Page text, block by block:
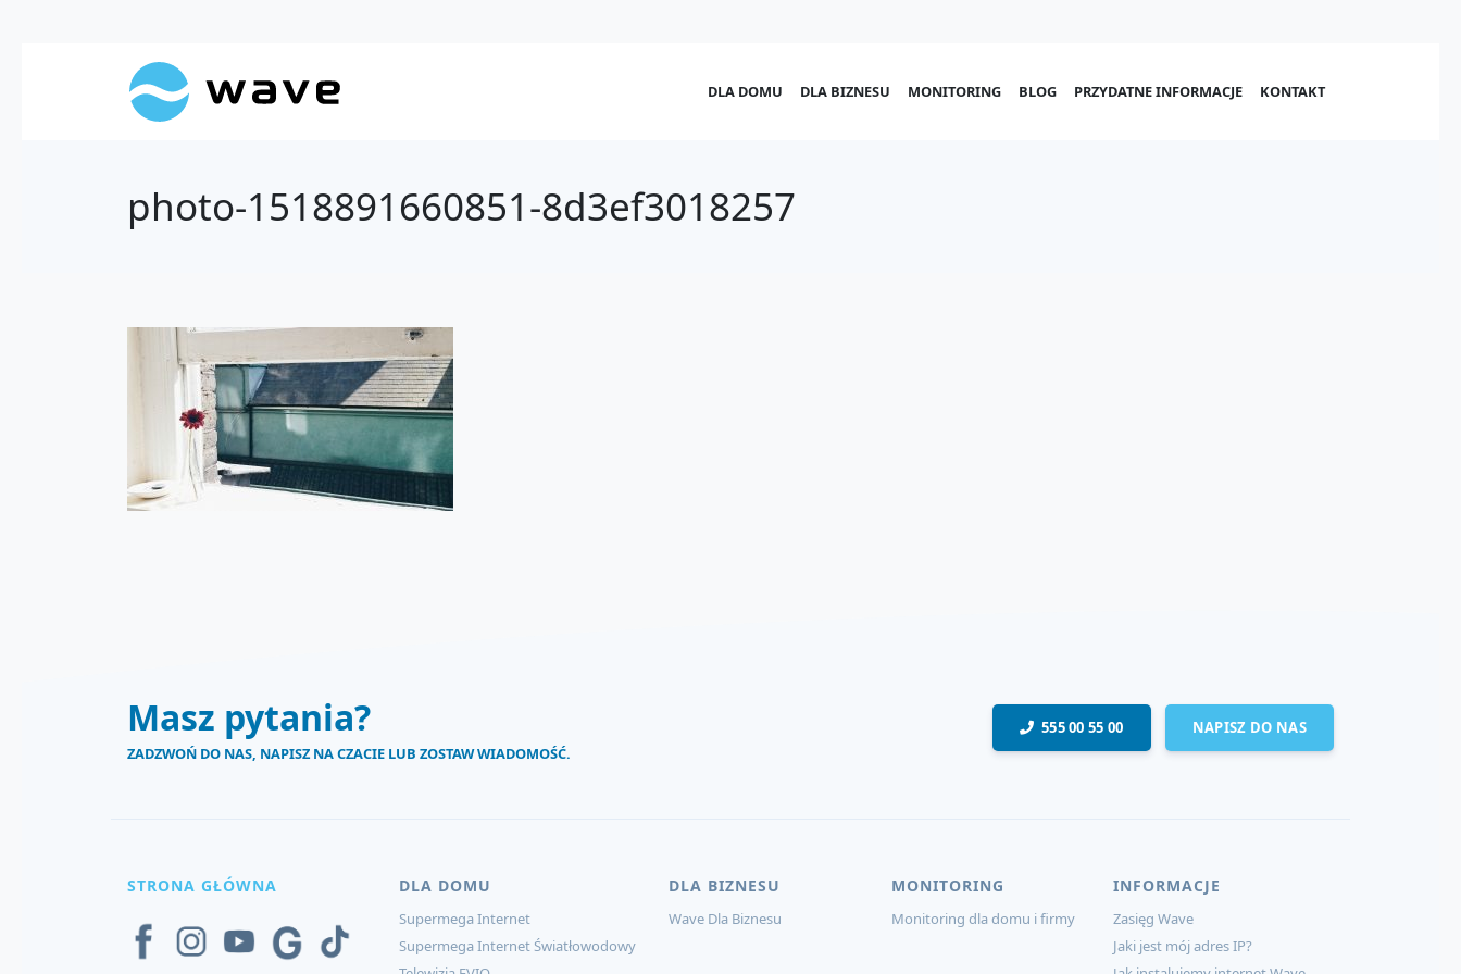
DLA DOMU DLA BIZNESU MONITORING BLOG PRZYDATNE INFORMACJE KONTAKT
photo-1518891660851-8d3ef3018257
Masz pytania?
ZADZWOŃ DO NAS, NAPISZ NA CZACIE LUB ZOSTAW WIADOMOŚĆ.
555 00 55 00 NAPISZ DO NAS
STRONA GŁÓWNA DLA DOMU
Supermega Internet
Supermega Internet Światłowodowy
DLA BIZNESU
Wave Dla Biznesu
MONITORING
Monitoring dla domu i firmy
INFORMACJE
Zasięg Wave
Jaki jest mój adres IP?